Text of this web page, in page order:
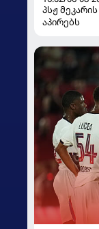
პსჟ
აპირებს